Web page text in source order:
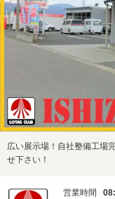
広い展示場！自社整備工場
せ下さい！
営業時間